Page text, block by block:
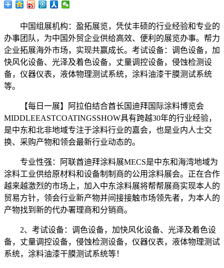
中国组展机构：盈拓展览，凭仗丰硕的行业经验和专业的
办事团队，为中国外贸企业供给高效、便利的展览办事。帮力
企业拓展海外市场，实现共赢成长。考试设备：调色设备，加
快风化设备、光泽及着色设备，丈量调控设备，侵蚀检测设
备，仪器仪表，液体物理测试系统，涂料油漆干膜测试系统
等。
【每日一展】阿拉伯结合酋长国迪拜国际涂料博览会
MIDDLEEASTCOATINGSSHOW具有跨越30年的行业经验，
是中东和北非地域专注于涂料行业的嘉会，也是业内人士交
换、采购产物和领会最新行业动态的。
专业性强：阿联酋迪拜涂料展MECS是中东和海湾地域为
涂料工业供给原材料和设备制制商的公用涂料展会。正在合作
越来越激烈的市场上，加入中东涂料展将帮帮展商实现本人的
贸易方针，领会行业新产物并间接接触市场领先者，为本人的
产物找到新的代办署理商和分销商。
2、考试设备：调色设备，加快风化设备、光泽及着色设
备，丈量调控设备，侵蚀检测设备，仪器仪表，液体物理测试
系统，涂料油漆干膜测试系统等！